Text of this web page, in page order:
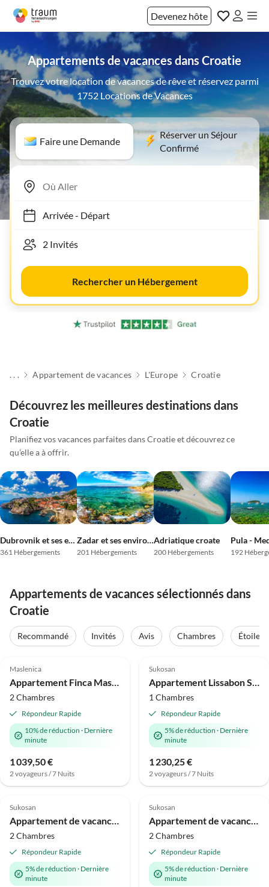
Devenez hôte
Appartements de vacances dans Croatie
Trouvez votre location de vacances de rêve et réservez parmi
1752 Locations de Vacances
Faire une Demande
Réserver un Séjour
Confirmé
Arrivée- Départ
Rechercher un Hébergement
. . . Appartement de vacances L'Europe Croatie
Découvrez les meilleures destinations dans
Croatie
Planifiez vos vacances parfaites dans Croatie et découvrez ce
qu'elle a à offrir.
Dubrovnik et ses environs
361 Hébergements
Zadar et ses environs
201 Hébergements
Adriatique croate
200 Hébergements
Pula -
192
Appartements de vacances sélectionnés dans
Croatie
Recommandé Invités Avis Chambres Étoiles
Meilleure
Annonce
Maslenica
Appartement Finca Maslenica
2 Chambres
Répondeur Rapide
10% de réduction · Dernière
minute
1 039,50 €
2 voyageurs / 7 Nuits
Meilleure
Annonce
Sukosan
Appartement Lissabon Suite P3
1 Chambres
Répondeur Rapide
5% de réduction · Dernière
minute
1 230,25 €
2 voyageurs / 7 Nuits
Annonce
5.0 (1)
Sukosan
Appartement de vacances Résidence World Miami/Sydney
2 Chambres
Répondeur Rapide
5% de réduction · Dernière
minute
Vacances à la plage
Annonce
5.0 (1)
Sukosan
Appartement de vacances Barcelona Suite P2
2 Chambres
Répondeur Rapide
5% de réduction · Dernière
minute